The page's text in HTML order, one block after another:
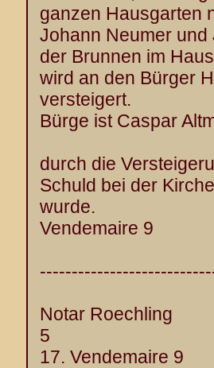
ganzen Hausgarten
Johann Neumer und
der Brunnen im
wird an den Bürger
versteigert.
Bürge ist Caspar
durch die
Schuld bei der
wurde.
Vendemaire 9
Notar Roechling
5
17. Vendemaire 9